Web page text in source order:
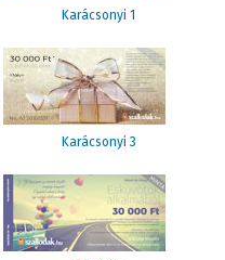
Karácsonyi 1
Karácsonyi 3